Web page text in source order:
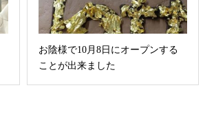
お陰様で10月8日にオープンする
ことが出来ました